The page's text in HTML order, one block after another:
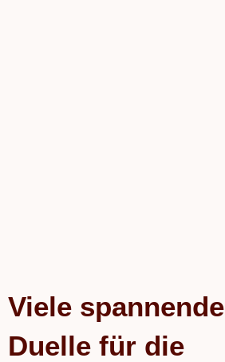
Viele spannende
Duelle für die